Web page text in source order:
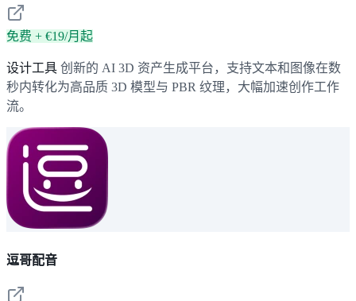
免费 + €19/月起
设计工具 创新的 AI 3D 资产生成平台，支持文本和图像在数
秒内转化为高品质 3D 模型与 PBR 纹理，大幅加速创作工作
流。
逗哥配音